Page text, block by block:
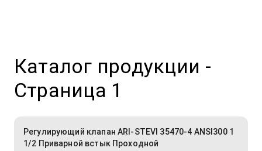
Каталог продукции -
Страница 1
Регулирующий клапан ARI-STEVI 35470-4 ANSI300 1
1/2 Приварной встык Проходной